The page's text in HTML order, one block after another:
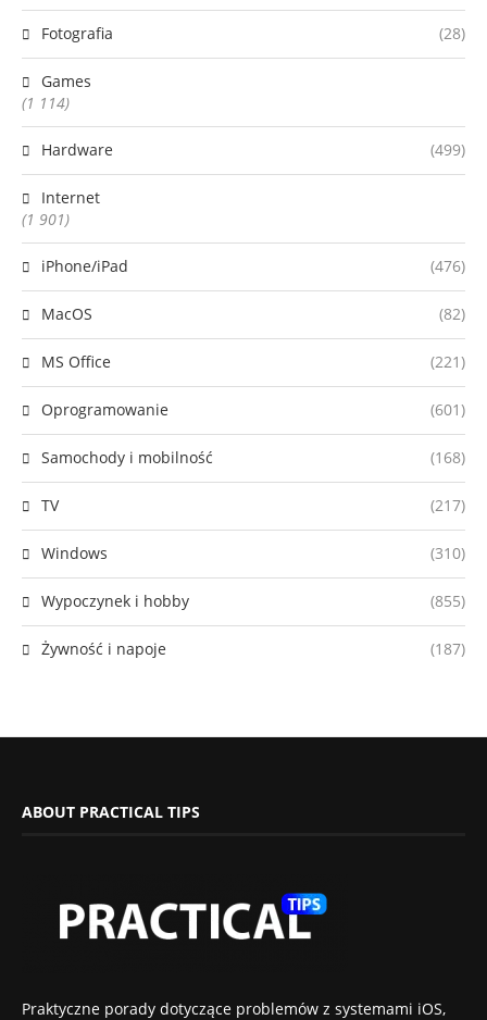
Fotografia (28)
Games
(1 114)
Hardware (499)
Internet
(1 901)
iPhone/iPad (476)
MacOS (82)
MS Office (221)
Oprogramowanie (601)
Samochody i mobilność (168)
TV (217)
Windows (310)
Wypoczynek i hobby (855)
Żywność i napoje (187)
ABOUT PRACTICAL TIPS
Praktyczne porady dotyczące problemów z systemami iOS,